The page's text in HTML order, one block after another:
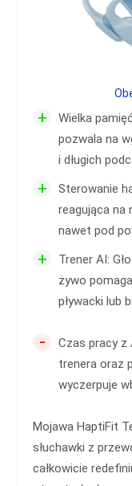
+
Wielka
pozwala na
i długich
+
Sterowanie
reagująca na
nawet pod
+
Trener AI:
żywo
pływacki lub
-
Czas pracy z
trenera oraz
wyczerpuje
Mojawa HaptiFit
słuchawki z
całkowicie